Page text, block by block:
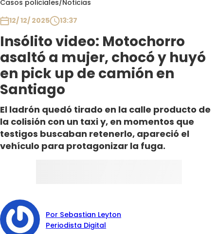
Casos policiales/Noticias
12/ 12/ 2025
13:37
Insólito video: Motochorro
asaltó a mujer, chocó y huyó
en pick up de camión en
Santiago
El ladrón quedó tirado en la calle producto de
la colisión con un taxi y, en momentos que
testigos buscaban retenerlo, apareció el
vehículo para protagonizar la fuga.
Por Sebastian Leyton
Periodista Digital
Club De La Comedia
Contigo en Directo
Plan Perfecto
El Tiempo
Sabingo
Todos Los Programas